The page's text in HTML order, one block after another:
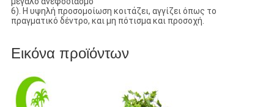
6). Η υψηλή προσομοίωση κοιτάζει, αγγίζει όπως το
πραγματικό δέντρο, και μη πότισμα και προσοχή.
Εικόνα προϊόντων